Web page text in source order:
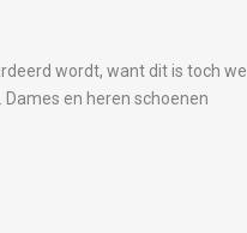
wordt, want dit is toch wel
en heren schoenen